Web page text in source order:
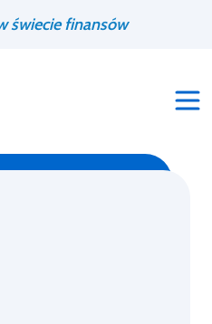
świecie finansów